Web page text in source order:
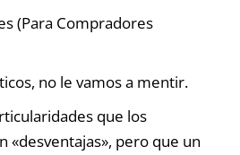
(Para Compradores
no le vamos a mentir.
que los
«desventajas», pero que un